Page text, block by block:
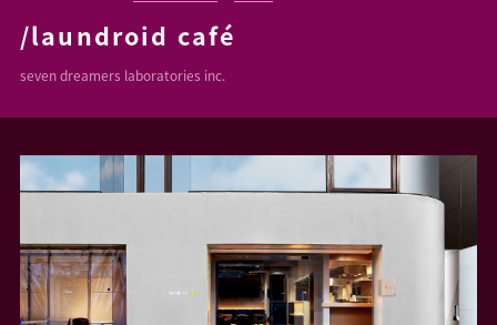
/laundroid café
seven dreamers laboratories inc.
Research
Architecture